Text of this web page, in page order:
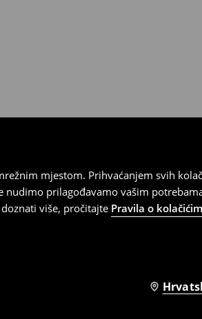
mjestom. Prihvaćanjem svih
nudimo prilagođavamo vašim
više, pročitajte Pravila o